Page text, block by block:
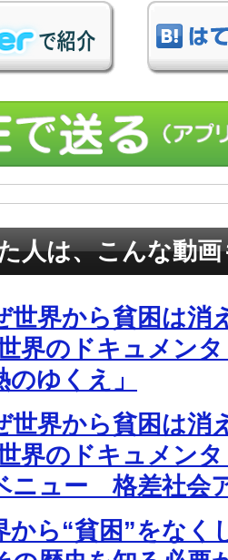
人は、こんな動
世界から貧困は消
界のドキュメン
のゆくえ」
世界から貧困は消
界のドキュメン
ニュー 格差社会
から“貧困”をなく